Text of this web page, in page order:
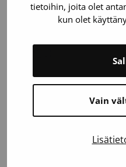
tietoihin, joita olet
kun olet
Vain